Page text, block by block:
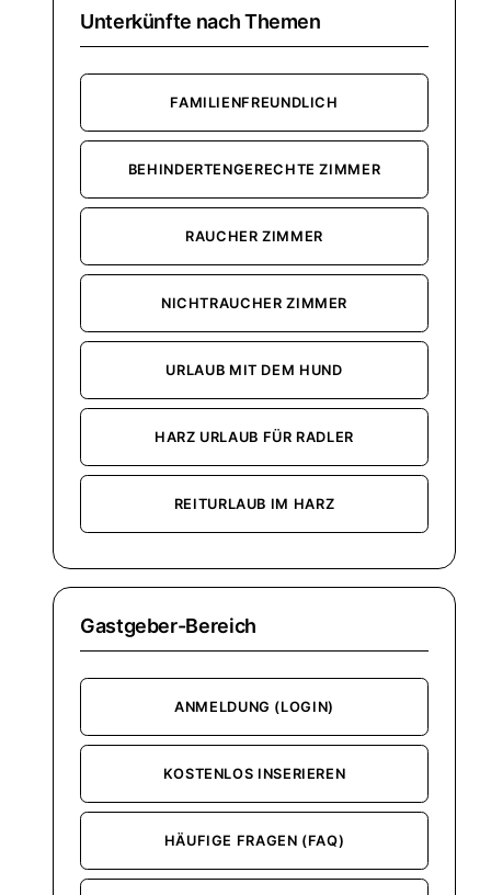
Unterkünfte nach Themen
FAMILIENFREUNDLICH
BEHINDERTENGERECHTE ZIMMER
RAUCHER ZIMMER
NICHTRAUCHER ZIMMER
URLAUB MIT DEM HUND
HARZ URLAUB FÜR RADLER
REITURLAUB IM HARZ
Gastgeber-Bereich
ANMELDUNG (LOGIN)
KOSTENLOS INSERIEREN
HÄUFIGE FRAGEN (FAQ)